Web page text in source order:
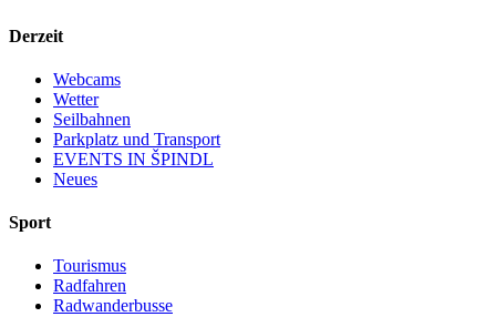
Derzeit
Webcams
Wetter
Seilbahnen
Parkplatz und Transport
EVENTS IN ŠPINDL
Neues
Sport
Tourismus
Radfahren
Radwanderbusse